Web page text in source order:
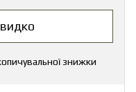
знижки